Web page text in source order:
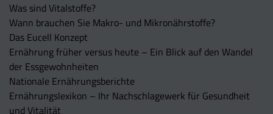
Was sind Vitalstoffe?
Wann brauchen Sie Makro- und Mikronährstoffe?
Das Eucell Konzept
Ernährung früher versus heute – Ein Blick auf den Wandel
der Essgewohnheiten
Nationale Ernährungsberichte
Ernährungslexikon – Ihr Nachschlagewerk für Gesundheit
und Vitalität